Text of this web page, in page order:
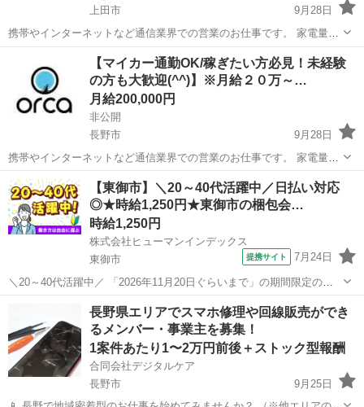
上田市
9月28日
携帯やインターネットなど通信業界での営業のお仕事です。 家電量販
店や携帯ショップなどに配属となります。 お客様へのお声掛けからス
タートとなり、お客様への興味付け、商談、契約となります。 営業力
も身につくのでスキルア...
その他
【マイカー通勤OK/稼ぎたい方必見！未経験
の方も大歓迎(^^)】※月給２０万～…
月給200,000円
非公開
長野市
9月28日
携帯やインターネットなど通信業界での営業のお仕事です。 家電量販
店や携帯ショップなどに配属となります。 お客様へのお声掛けからス
タートとなり、お客様への興味付け、商談、契約となります。 営業力
も身につくのでスキルア...
長野 長野市 その他
【東御市】＼20～40代活躍中／日払い対応
◎★時給1,250円★東御市の梱包会…
時給1,250円
株式会社ヒューマンインデックス
東御市
提携サイト 7月24日
＼20～40代活躍中／ 「2026年11月20日ぐらいまで」の期間限定のお
仕事になります! 未経験の方でも始めやすいシンプルな軽作業が中心な
ので、工場ワークデビューにもおすすめです♪ 自動車ブレーキ部品の
梱包や出荷準備、...
その他
長野県エリアでスマホ修理や回線販売ができ
るメンバー・事業主を募集！
1案件あたり1〜2万円前後＋ストック型報酬
合同会社デジタルケア
長野市
9月25日